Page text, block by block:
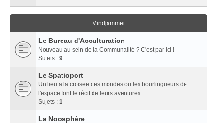
Mindjammer
Le Bureau d'Acculturation
Nouveau au sein de la Communalité ? C'est par ici !
Sujets : 9
Le Spatioport
Un lieu à la croisée des mondes où les bourlingueurs de
l'espace font le récit de leurs aventures.
Sujets : 1
La Noosphère